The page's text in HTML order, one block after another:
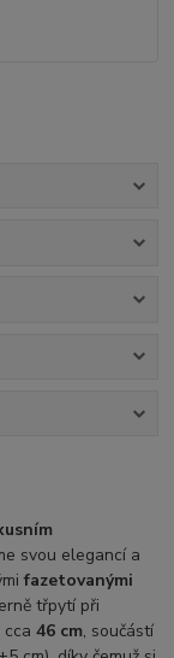
svou elegancí a
fazetovanými
třpytí při
cca46 cm, součástí